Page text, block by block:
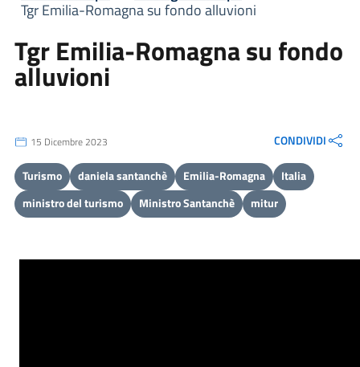
Tgr Emilia-Romagna su fondo alluvioni
Tgr Emilia-Romagna su fondo
alluvioni
15 Dicembre 2023 CONDIVIDI
Turismo daniela santanchè Emilia-Romagna
Italia
ministro del turismo
Ministro Santanchè mitur